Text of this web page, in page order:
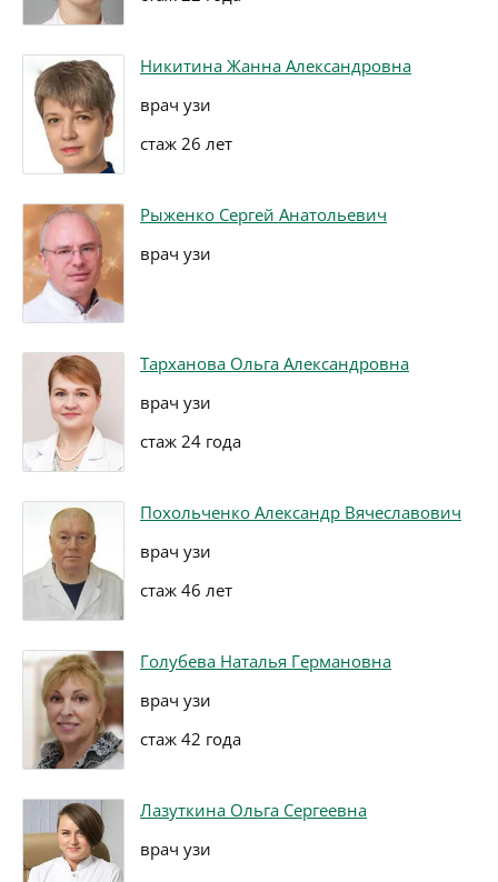
Никитина Жанна Александровна
врач узи
стаж 26 лет
Рыженко Сергей Анатольевич
врач узи
Тарханова Ольга Александровна
врач узи
стаж 24 года
Похольченко Александр Вячеславович
врач узи
стаж 46 лет
Голубева Наталья Германовна
врач узи
стаж 42 года
Лазуткина Ольга Сергеевна
врач узи